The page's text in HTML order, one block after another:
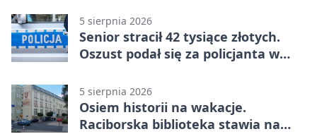
5 sierpnia 2026
Senior stracił 42 tysiące złotych.
Oszust podał się za policjanta w
5 sierpnia 2026
Osiem historii na wakacje.
Raciborska biblioteka stawia na